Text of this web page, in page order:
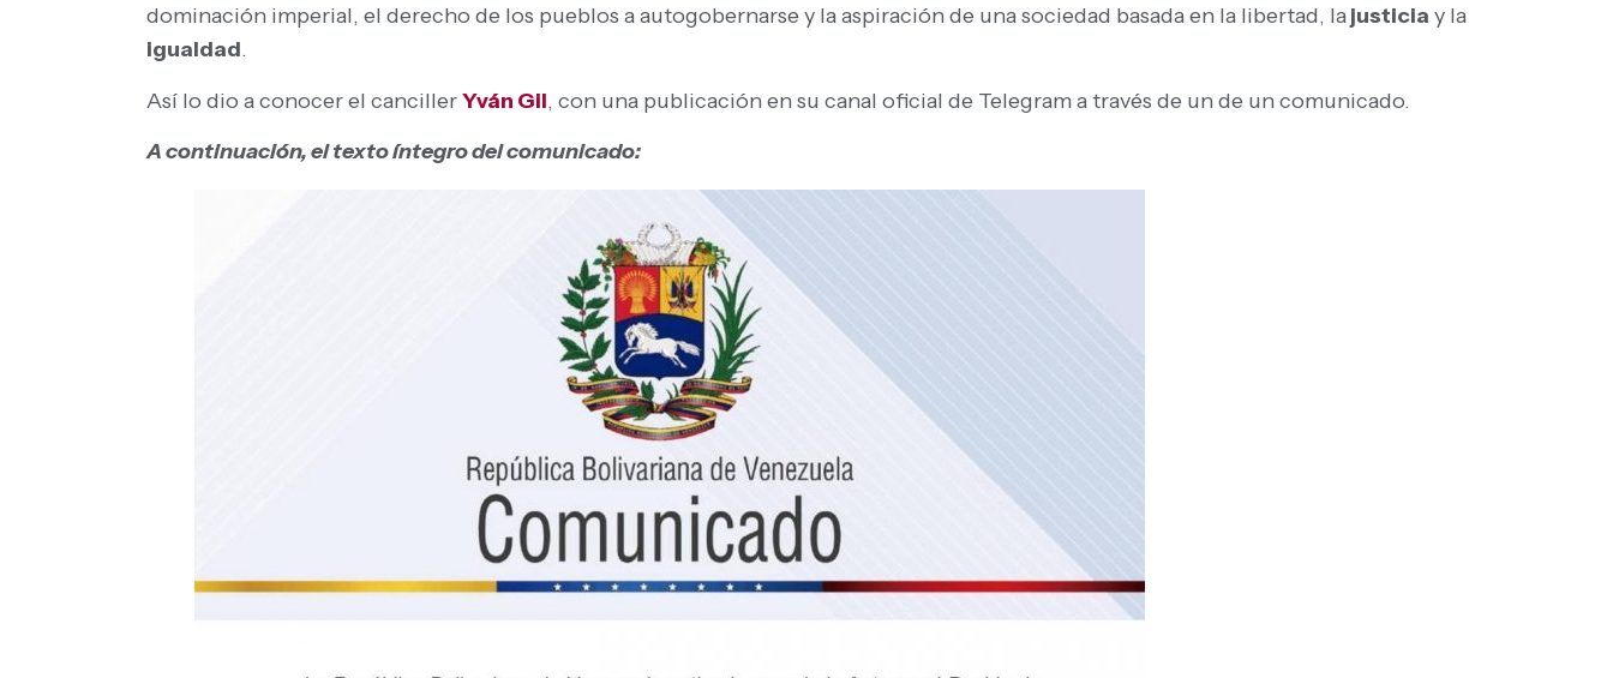
dominación imperial, el derecho de los pueblos a autogobernarse y la aspiración de una sociedad basada en la libertad, lajusticia y la
igualdad.
Así lo dio a conocer el cancillerYván Gil, con una publicación en su canal oficial de Telegram a través de un de un comunicado.
A continuación, el texto íntegro del comunicado: